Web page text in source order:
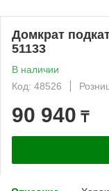
Домкрат
51133
В наличии
Код: 48526
90 940 ₸